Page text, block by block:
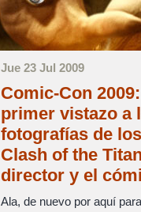
Jue 23 Jul 2009
Comic-Con
primer vistazo a
fotografías de
Clash of the
director y el
Ala, de nuevo por aquí